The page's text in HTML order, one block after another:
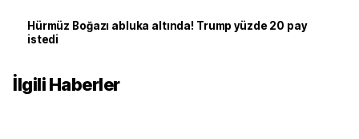
Hürmüz Boğazı abluka altında! Trump yüzde 20 pay
istedi
İlgili Haberler